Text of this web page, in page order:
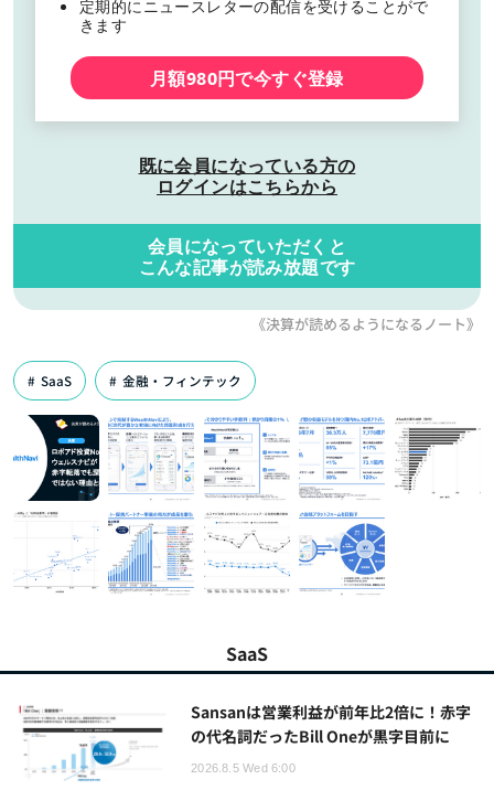
定期的にニュースレターの配信を受けることがで
きます
月額980円で今すぐ登録
既に会員になっている方の
ログインはこちらから
会員になっていただくと
こんな記事が読み放題です
《決算が読めるようになるノート》
SaaS 金融・フィンテック
SaaS
Sansanは営業利益が前年比2倍に！赤字
の代名詞だったBill Oneが黒字目前に
2026.8.5 Wed 6:00